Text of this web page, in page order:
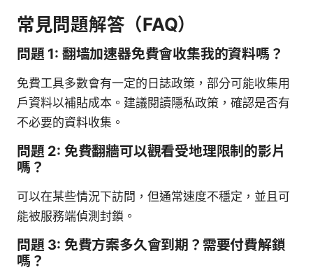
常見問題解答（FAQ）
問題 1: 翻墙加速器免費會收集我的資料嗎？
免費工具多數會有一定的日誌政策，部分可能收集用
戶資料以補貼成本。建議閱讀隱私政策，確認是否有
不必要的資料收集。
問題 2: 免費翻牆可以觀看受地理限制的影片
嗎？
可以在某些情況下訪問，但通常速度不穩定，並且可
能被服務端偵測封鎖。
問題 3: 免費方案多久會到期？需要付費解鎖
嗎？